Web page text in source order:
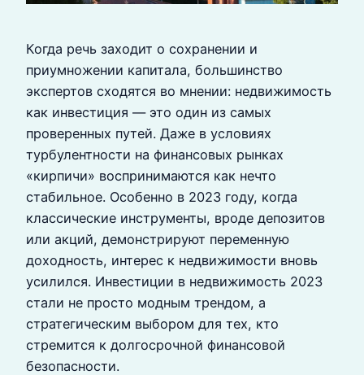
Когда речь заходит о сохранении и
приумножении капитала, большинство
экспертов сходятся во мнении: недвижимость
как инвестиция — это один из самых
проверенных путей. Даже в условиях
турбулентности на финансовых рынках
«кирпичи» воспринимаются как нечто
стабильное. Особенно в 2023 году, когда
классические инструменты, вроде депозитов
или акций, демонстрируют переменную
доходность, интерес к недвижимости вновь
усилился. Инвестиции в недвижимость 2023
стали не просто модным трендом, а
стратегическим выбором для тех, кто
стремится к долгосрочной финансовой
безопасности.